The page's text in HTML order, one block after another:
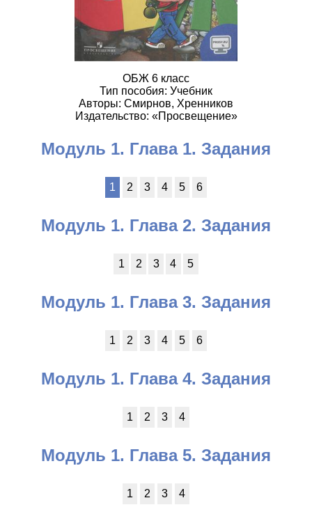
ОБЖ 6 класс
Тип пособия: Учебник
Авторы: Смирнов, Хренников
Издательство: «Просвещение»
Модуль 1. Глава 1. Задания
1 2 3 4 5 6
Модуль 1. Глава 2. Задания
1 2 3 4 5
Модуль 1. Глава 3. Задания
1 2 3 4 5 6
Модуль 1. Глава 4. Задания
1 2 3 4
Модуль 1. Глава 5. Задания
1 2 3 4